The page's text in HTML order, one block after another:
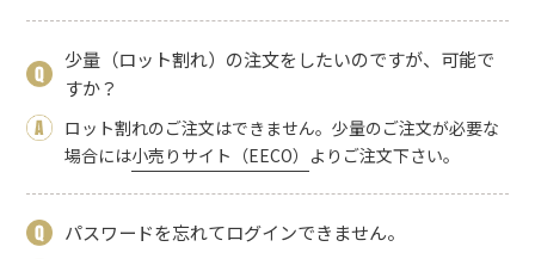
少量（ロット割れ）の注文をしたいのですが、可能で
すか？
ロット割れのご注文はできません。少量のご注文が必要な
場合には小売りサイト（EECO） よりご注文下さい。
パスワードを忘れてログインできません。